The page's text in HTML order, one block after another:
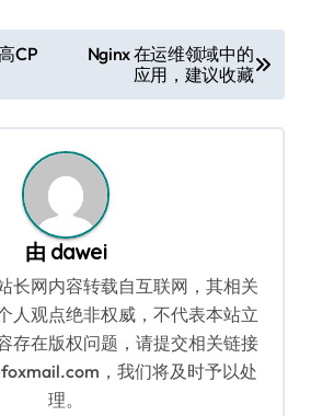
CP
Nginx 在运维领域中的
应用，建议收藏
由 dawei
长网内容转载自互联网，其相关
人观点绝非权威，不代表本站立
存在版权问题，请提交相关链接
，我们将及时予以处
理。